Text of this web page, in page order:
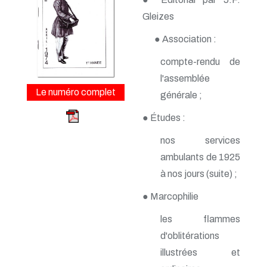
n° 163 - Avril 2015
n° 162 - Janvier 2015
n° 161 - Octobre 2014
n° 160 - Juillet 2014
n° 159 - Avril 2014
n° 158 - Janvier 2014
n° 156 -Juillet 2013
n° 155 - Avril 2013
n° 154 - Janvier 2013
n° 153 - Octobre 2012
Le numéro complet
Gleizes
● Association :
compte-rendu de
l'assemblée
générale ;
● Études :
nos services
ambulants de 1925
à nos jours (suite) ;
● Marcophilie
les flammes
d'oblitérations
illustrées et